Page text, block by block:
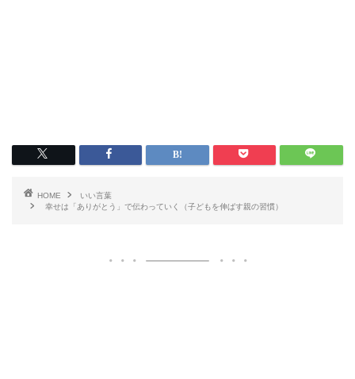
HOME
いい言葉
幸せは「ありがとう」で伝わっていく（子どもを伸ばす親の習慣）